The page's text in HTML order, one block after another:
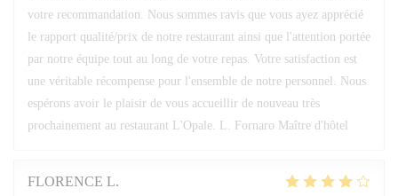
votre recommandation. Nous sommes ravis que vous ayez apprécié
le rapport qualité/prix de notre restaurant ainsi que l'attention portée
par notre équipe tout au long de votre repas. Votre satisfaction est
une véritable récompense pour l'ensemble de notre personnel. Nous
espérons avoir le plaisir de vous accueillir de nouveau très
prochainement au restaurant L'Opale. L. Fornaro Maître d'hôtel
FLORENCE L